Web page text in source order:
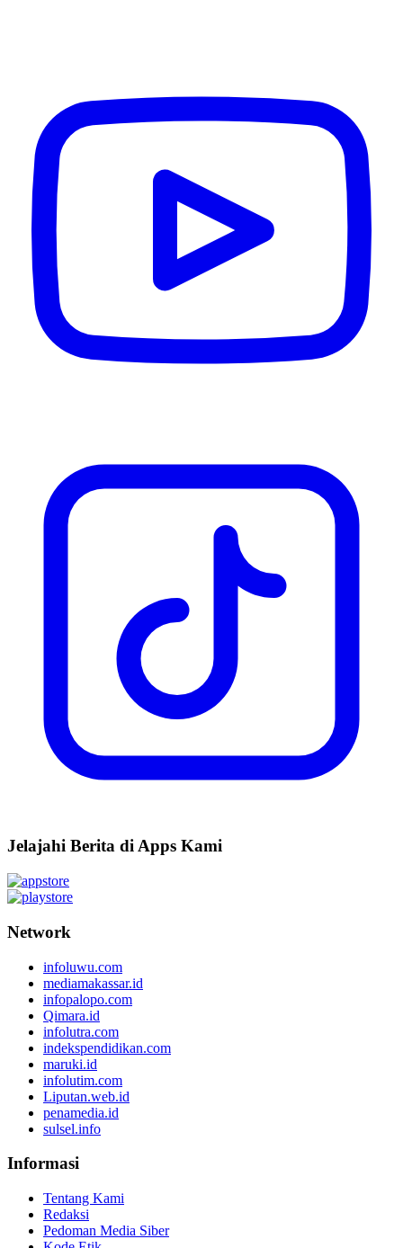
Jelajahi Berita di Apps Kami
Network
infoluwu.com
mediamakassar.id
infopalopo.com
Qimara.id
infolutra.com
indekspendidikan.com
maruki.id
infolutim.com
Liputan.web.id
penamedia.id
sulsel.info
Informasi
Tentang Kami
Redaksi
Pedoman Media Siber